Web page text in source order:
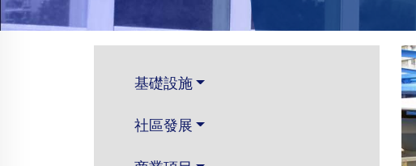
基礎設施
社區發展